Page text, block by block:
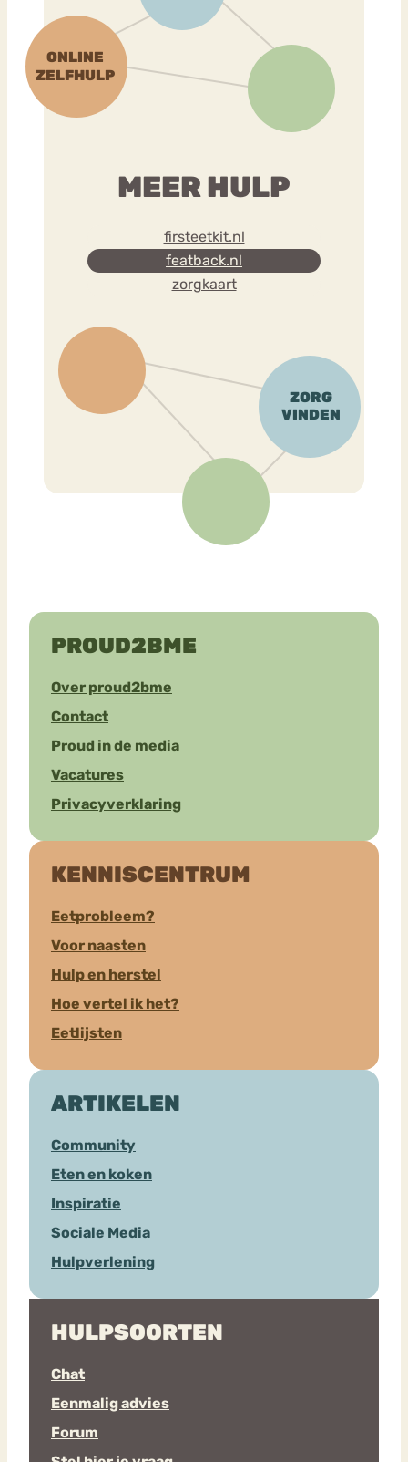
MEER HULP
firsteetkit.nl
featback.nl
zorgkaart
PROUD2BME
Over proud2bme
Contact
Proud in de media
Vacatures
Privacyverklaring
KENNISCENTRUM
Eetprobleem?
Voor naasten
Hulp en herstel
Hoe vertel ik het?
Eetlijsten
ARTIKELEN
Community
Eten en koken
Inspiratie
Sociale Media
Hulpverlening
HULPSOORTEN
Chat
Eenmalig advies
Forum